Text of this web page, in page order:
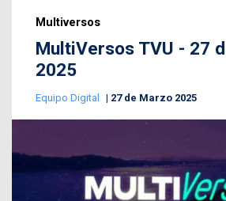
Multiversos
MultiVersos TVU - 27
2025
Equipo Digital 27 de Marzo 2025